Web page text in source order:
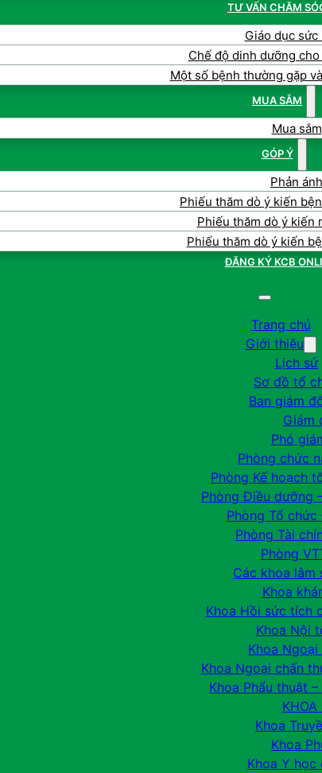
TƯ VẤN CHĂM
Giáo dục sức
Chế độ dinh dưỡng
Một số bệnh thường gặp
MUA SẮM
Mua sắm
GÓP Ý
Phản ánh
Phiếu thăm dò ý kiến
Phiếu thăm dò ý kiến
Phiếu thăm dò ý kiến
ĐĂNG KÝ KCB
Trang chủ
Giới thiệu
Lịch sử
Sơ đồ tổ
Ban giám
Giám
Phó
Phòng chức
Phòng Kế hoạch
Phòng Điều dưỡng
Phòng Tổ chức
Phòng Tài
Phòng
Các khoa lâm
Khoa
Khoa Hồi sức tích
Khoa Nội
Khoa
Khoa Ngoại chấn
Khoa Phẩu thuật
KHOA
Khoa
Khoa
Khoa Y học